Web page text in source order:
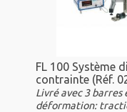
FL 100 Système
contrainte (Réf.
Livré avec 3 barres
déformation: